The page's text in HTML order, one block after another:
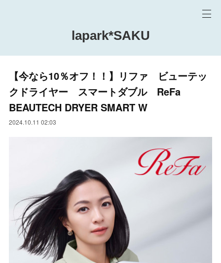
lapark*SAKU
【今なら10％オフ！！】リファ ビューテッ
クドライヤー スマートダブル ReFa
BEAUTECH DRYER SMART W
2024.10.11 02:03